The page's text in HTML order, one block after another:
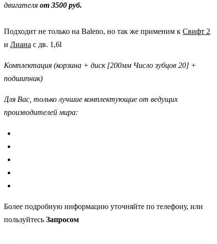
двигателя от 3500 руб.
Подходит не только на Baleno, но так же применим к Свифт 2
и Лиана с дв. 1,6l
Комплектация (корзина + диск [200мм Число зубцов 20] +
подшипник)
Для Вас, только лучшие комплектующие от ведущих
производителей мира:
Более подробную информацию уточняйте по телефону, или
пользуйтесь Запросом